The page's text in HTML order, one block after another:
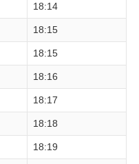
18:14
18:15
18:15
18:16
18:17
18:18
18:19